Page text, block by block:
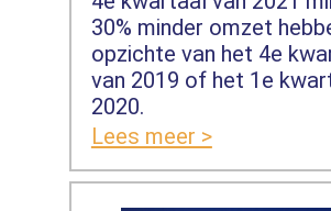
30% minder omzet
opzichte van het 4e
van 2019 of het 1e
2020.
Lees meer >